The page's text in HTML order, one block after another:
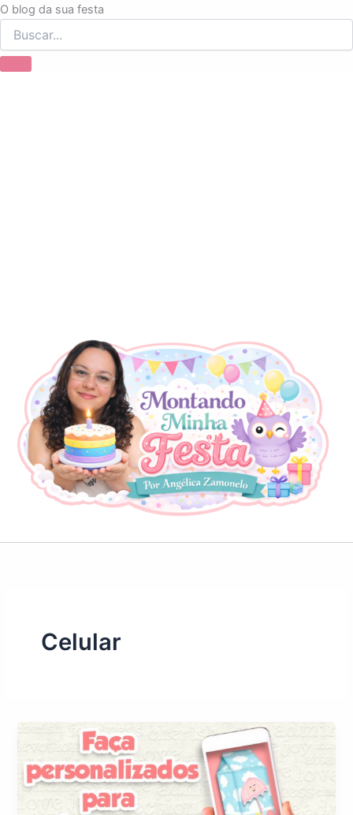
O blog da sua festa
Ir
para
o
Celular